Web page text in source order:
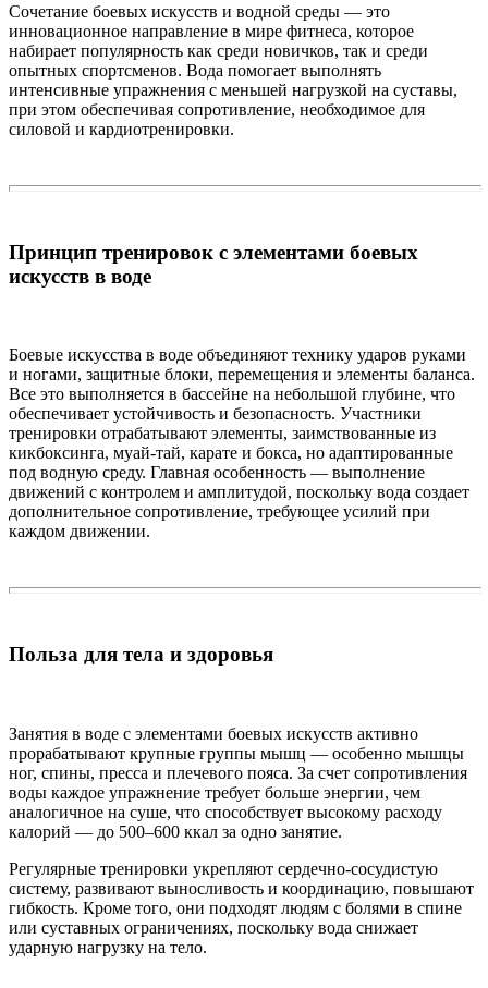
Сочетание боевых искусств и водной среды — это
инновационное направление в мире фитнеса, которое
набирает популярность как среди новичков, так и среди
опытных спортсменов. Вода помогает выполнять
интенсивные упражнения с меньшей нагрузкой на суставы,
при этом обеспечивая сопротивление, необходимое для
силовой и кардиотренировки.
Принцип тренировок с элементами боевых
искусств в воде
Боевые искусства в воде объединяют технику ударов руками
и ногами, защитные блоки, перемещения и элементы баланса.
Все это выполняется в бассейне на небольшой глубине, что
обеспечивает устойчивость и безопасность. Участники
тренировки отрабатывают элементы, заимствованные из
кикбоксинга, муай-тай, карате и бокса, но адаптированные
под водную среду. Главная особенность — выполнение
движений с контролем и амплитудой, поскольку вода создает
дополнительное сопротивление, требующее усилий при
каждом движении.
Польза для тела и здоровья
Занятия в воде с элементами боевых искусств активно
прорабатывают крупные группы мышц — особенно мышцы
ног, спины, пресса и плечевого пояса. За счет сопротивления
воды каждое упражнение требует больше энергии, чем
аналогичное на суше, что способствует высокому расходу
калорий — до 500–600 ккал за одно занятие.
Регулярные тренировки укрепляют сердечно-сосудистую
систему, развивают выносливость и координацию, повышают
гибкость. Кроме того, они подходят людям с болями в спине
или суставных ограничениях, поскольку вода снижает
ударную нагрузку на тело.